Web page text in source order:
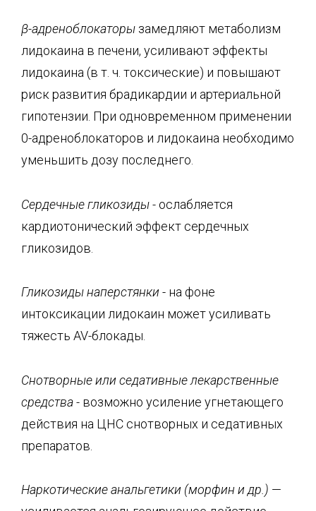
β-адреноблокаторы замедляют метаболизм
лидокаина в печени, усиливают эффекты
лидокаина (в т. ч. токсические) и повышают
риск развития брадикардии и артериальной
гипотензии. При одновременном применении
0-адреноблокаторов и лидокаина необходимо
уменьшить дозу последнего.
Сердечные гликозиды - ослабляется
кардиотонический эффект сердечных
гликозидов.
Гликозиды наперстянки - на фоне
интоксикации лидокаин может усиливать
тяжесть AV-блокады.
Снотворные или седативные лекарственные
средства - возможно усиление угнетающего
действия на ЦНС снотворных и седативных
препаратов.
Наркотические анальгетики (морфин и др.) —